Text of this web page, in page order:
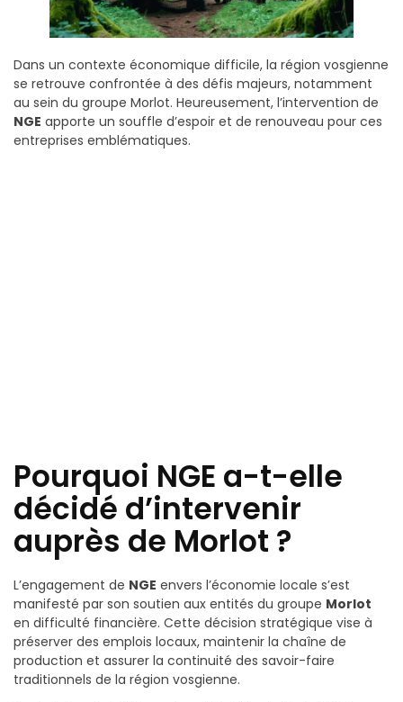
Dans un contexte économique difficile, la région vosgienne
se retrouve confrontée à des défis majeurs, notamment
au sein du groupe Morlot. Heureusement, l’intervention de
NGE apporte un souffle d’espoir et de renouveau pour ces
entreprises emblématiques.
Pourquoi NGE a-t-elle
décidé d’intervenir
auprès de Morlot ?
L’engagement de NGE envers l’économie locale s’est
manifesté par son soutien aux entités du groupe Morlot
en difficulté financière. Cette décision stratégique vise à
préserver des emplois locaux, maintenir la chaîne de
production et assurer la continuité des savoir-faire
traditionnels de la région vosgienne.